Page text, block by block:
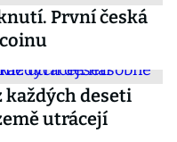
První česká
každých deseti
utrácejí